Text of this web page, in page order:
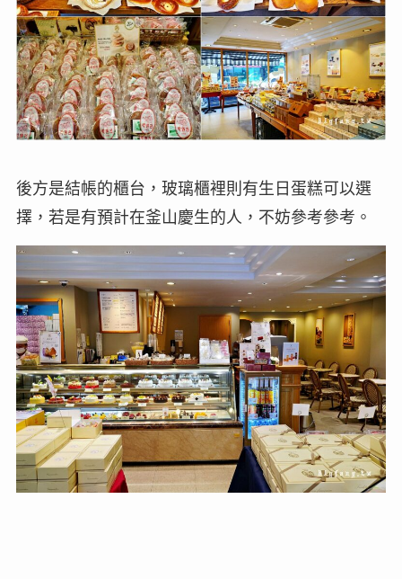
後方是結帳的櫃台，玻璃櫃裡則有生日蛋糕可以選
擇，若是有預計在釜山慶生的人，不妨參考參考。